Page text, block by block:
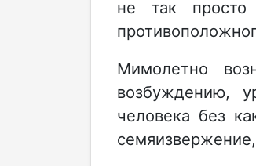
не так просто
Мимолетно
возбуждению,
человека без